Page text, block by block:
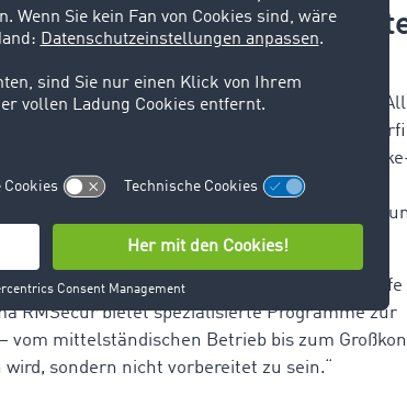
dort, wo es am
& Co. KG stellt klar: „Cyberrisiken sind laut
Unternehmen in Deutschland.“ Besonders
auch tiefgreifende Identitätsfälschungen:
Webseiten sind kaum noch von echten zu
in Milliardenhöhe, Reputationsverlust –
darunter Penetrationstests, simulierte Angriffe
RMSecur bietet spezialisierte Programme zur
mittelständischen Betrieb bis zum
sondern nicht vorbereitet zu sein.“